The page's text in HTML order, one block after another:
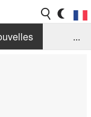
...